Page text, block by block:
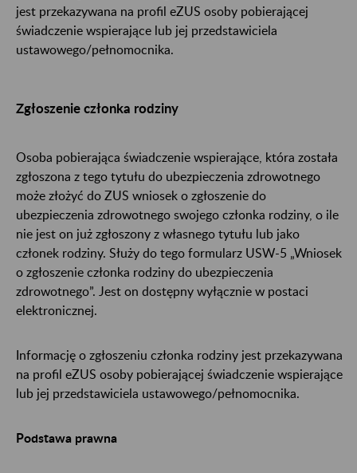
jest przekazywana na profil eZUS osoby pobierającej
świadczenie wspierające lub jej przedstawiciela
ustawowego/pełnomocnika.
Zgłoszenie członka rodziny
Osoba pobierająca świadczenie wspierające, która została
zgłoszona z tego tytułu do ubezpieczenia zdrowotnego
może złożyć do ZUS wniosek o zgłoszenie do
ubezpieczenia zdrowotnego swojego członka rodziny, o ile
nie jest on już zgłoszony z własnego tytułu lub jako
członek rodziny. Służy do tego formularz USW-5 „Wniosek
o zgłoszenie członka rodziny do ubezpieczenia
zdrowotnego”. Jest on dostępny wyłącznie w postaci
elektronicznej.
Informację o zgłoszeniu członka rodziny jest przekazywana
na profil eZUS osoby pobierającej świadczenie wspierające
lub jej przedstawiciela ustawowego/pełnomocnika.
Podstawa prawna